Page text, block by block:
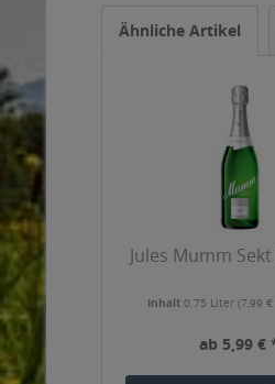
Ähnliche Artikel
Jules Mumm
Inhalt0.75 Liter(7,99
ab 5,99 €